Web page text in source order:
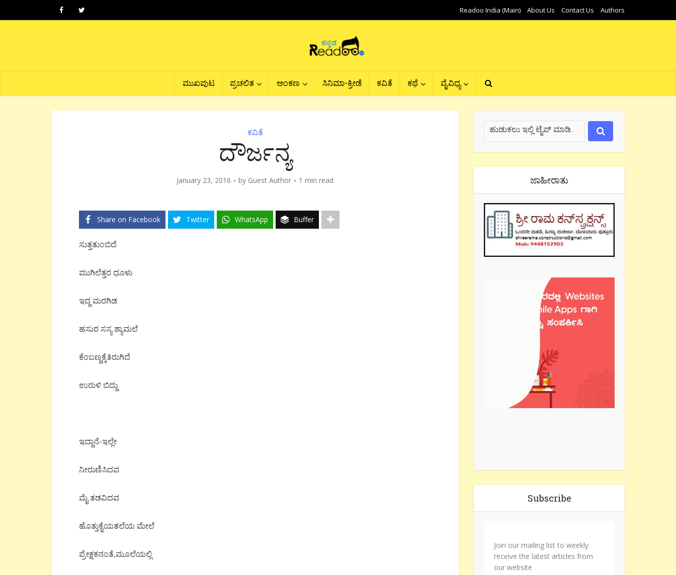
Readoo India (Main) About Us Contact Us Authors
ಮುಖಪುಟ ಪ್ರಚಲಿತ ಅಂಕಣ ಸಿನಿಮಾ-ಕ್ರೀಡೆ ಕವಿತೆ ಕಥೆ ವೈವಿಧ್ಯ
ಕವಿತೆ
ದೌರ್ಜನ್ಯ
January 23, 2016 by Guest Author 1 min read
Share on Facebook Twitter WhatsApp Buffer
ಸುತ್ತತುಂಬಿದೆ
ಮುಗಿಲೆತ್ತರ ಧೂಳು
ಇದ್ದ ಮರಗಿಡ
ಹಸುರ ಸಸ್ಯ ಶ್ಯಾಮಲೆ
ಕೆಂಬಣ್ಣಕ್ಕೆತಿರುಗಿದೆ
ಉರುಳಿ ಬಿದ್ದು
ಇದ್ದಾನೆ-ಇಲ್ಲೇ
ನೀರುಣಿಸಿದವ
ಮೈ ತಡವಿದವ
ಹೊತ್ತುಕೈಯತಲೆಯ ಮೇಲೆ
ಪ್ರೇಕ್ಷಕನಂತೆ,ಮೂಲೆಯಲ್ಲಿ
ಜಾಹೀರಾತು
Subscribe
Join our mailing list to weekly
receive the latest articles from
our website